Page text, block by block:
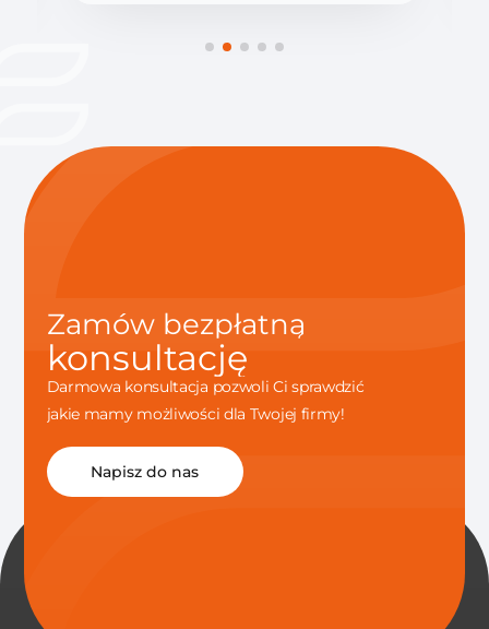
Zamów bezpłatną
konsultację
Darmowa konsultacja pozwoli Ci sprawdzić
jakie mamy możliwości dla Twojej firmy!
Napisz do nas